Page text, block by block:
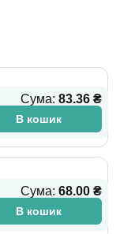
Сума: 83.36 ₴
В кошик
Сума: 68.00 ₴
В кошик